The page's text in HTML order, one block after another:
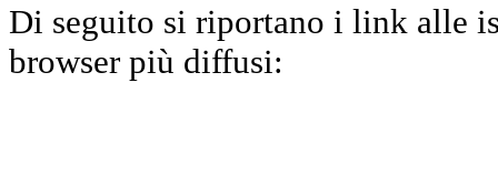
Di seguito si riportano i link alle
browser più diffusi: